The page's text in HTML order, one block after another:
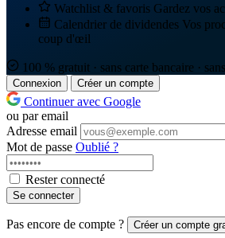
Watchlist & favoris Gardez vos
Calendrier de dividendes Vos
coup d'œil
100 % gratuit · sans carte bancaire ·
Connexion Créer un compte
Continuer avec Google
ou par email
Adresse email
Mot de passe Oublié ?
Rester connecté
Se connecter
Pas encore de compte ? Créer un compte